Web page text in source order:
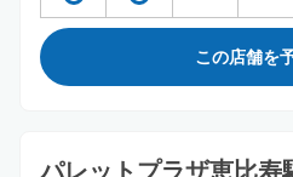
この店舗を
パレットプラザ恵比寿